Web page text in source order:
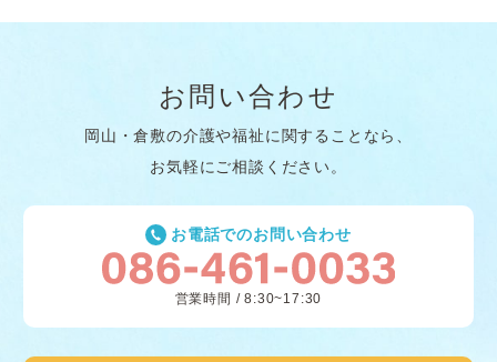
お問い合わせ
岡山・倉敷の介護や福祉に関することなら、
お気軽にご相談ください。
お電話でのお問い合わせ
営業時間 / 8:30~17:30